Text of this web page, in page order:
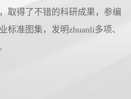
取得了不错的科研成果 ， 参编
标准图集 ， 发明zhuanli多项、